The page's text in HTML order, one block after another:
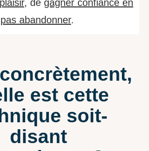
, de gagner confiance en
abandonner.
est cette
soit-
disant